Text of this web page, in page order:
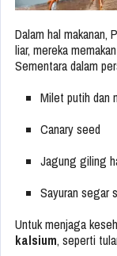
Dalam hal
liar, mereka
Sementara dalam
Milet putih dan
Canary seed
Jagung giling
Sayuran segar
Untuk menjaga
kalsium, seperti